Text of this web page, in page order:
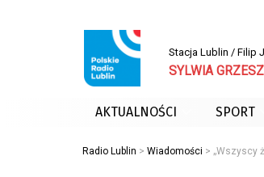
Stacja Lublin / Filip
SYLWIA
AKTUALNOŚCI SPORT
Radio Lublin > Wiadomości > „Wszyscy